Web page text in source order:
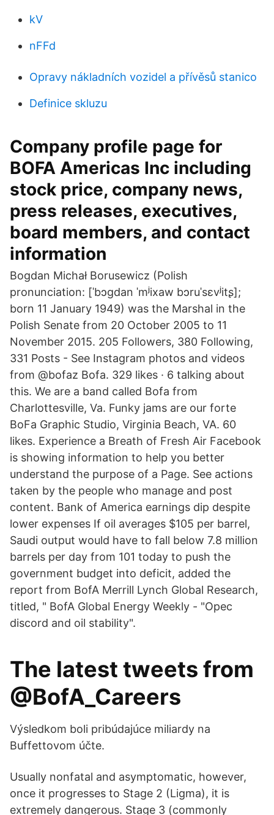
kV
nFFd
Opravy nákladních vozidel a přívěsů stanico
Definice skluzu
Company profile page for
BOFA Americas Inc including
stock price, company news,
press releases, executives,
board members, and contact
information
Bogdan Michał Borusewicz (Polish
pronunciation: [ˈbɔɡdan ˈmʲixaw bɔruˈsɛvʲitʂ];
born 11 January 1949) was the Marshal in the
Polish Senate from 20 October 2005 to 11
November 2015. 205 Followers, 380 Following,
331 Posts - See Instagram photos and videos
from @bofaz Bofa. 329 likes · 6 talking about
this. We are a band called Bofa from
Charlottesville, Va. Funky jams are our forte
BoFa Graphic Studio, Virginia Beach, VA. 60
likes. Experience a Breath of Fresh Air Facebook
is showing information to help you better
understand the purpose of a Page. See actions
taken by the people who manage and post
content. Bank of America earnings dip despite
lower expenses If oil averages $105 per barrel,
Saudi output would have to fall below 7.8 million
barrels per day from 101 today to push the
government budget into deficit, added the
report from BofA Merrill Lynch Global Research,
titled, " BofA Global Energy Weekly - "Opec
discord and oil stability".
The latest tweets from
@BofA_Careers
Výsledkom boli pribúdajúce miliardy na
Buffettovom účte.
Usually nonfatal and asymptomatic, however,
once it progresses to Stage 2 (Ligma), it is
extremely dangerous. Stage 3 (commonly